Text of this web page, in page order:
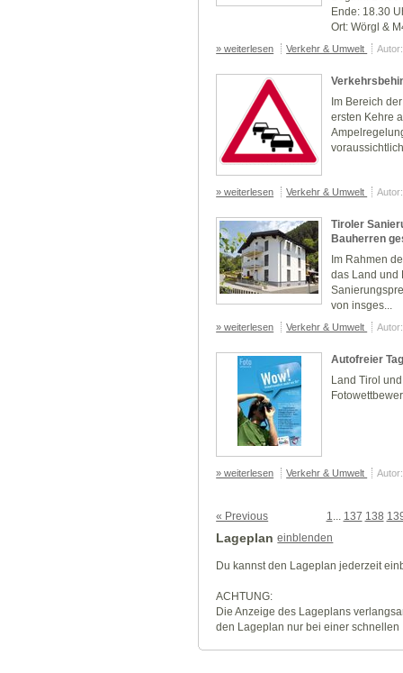
Ende: 18.30
Ort: Wörgl &
» weiterlesen Verkehr & Umwelt
Im Bereich
ersten Kehre
» weiterlesen Verkehr & Umwelt
Tiroler
Bauherren
Im Rahmen
das Land und
von insges...
» weiterlesen Verkehr & Umwelt
Autofreier
Land Tirol
» weiterlesen Verkehr & Umwelt
« Previous 1... 137 138
Lageplan einblenden
Du kannst den Lageplan jederzeit
ACHTUNG:
Die Anzeige des Lageplans
den Lageplan nur bei einer